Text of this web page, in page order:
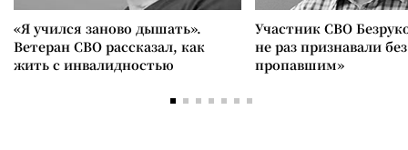
«Я учился заново дышать».
Ветеран СВО рассказал, как
жить с инвалидностью
Участник СВО
не раз признавали
пропавшим»